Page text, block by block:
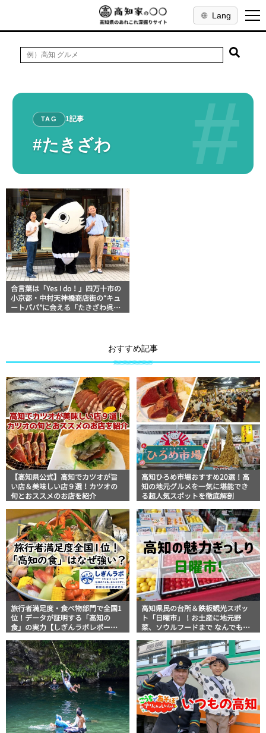
Lang
#
TAG 1記事
#たきざわ
合言葉は「Yes I do！」四万十市の
小京都・中村天神橋商店街の“キュ
ートパパ”に会える「たきざわ呉服
おすすめ記事
【高知県公式】高知でカツオが旨
い店＆美味しい店９選！カツオの
旬とおススメのお店を紹介
高知ひろめ市場おすすめ20選！高
知の地元グルメを一気に堪能でき
る超人気スポットを徹底解剖
旅行者満足度・食べ物部門で全国1
位！データが証明する「高知の
食」の実力【しぎんラボレポー
高知県民の台所＆鉄板観光スポッ
ト「日曜市」！お土産に地元野
菜、ソウルフードまで なんでもそ
説！